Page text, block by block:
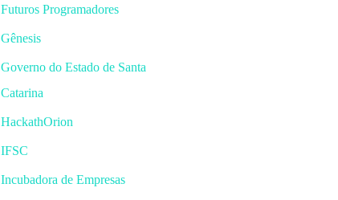
Futuros Programadores
Gênesis
Governo do Estado de Santa
Catarina
HackathOrion
IFSC
Incubadora de Empresas